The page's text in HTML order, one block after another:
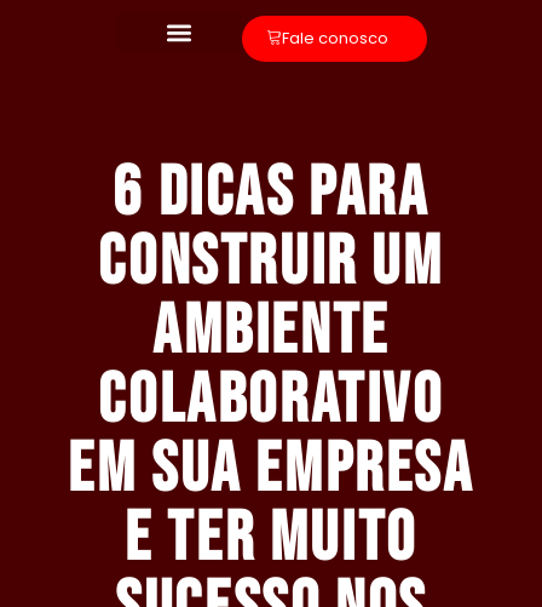
Fale conosco
6 dicas para
construir um
ambiente
colaborativo
em sua empresa
e ter muito